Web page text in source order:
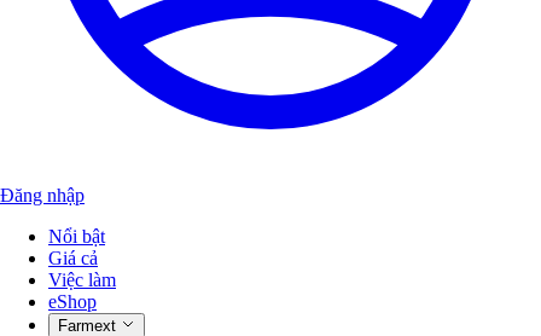
Đăng nhập
Nổi bật
Giá cả
Việc làm
eShop
Farmext